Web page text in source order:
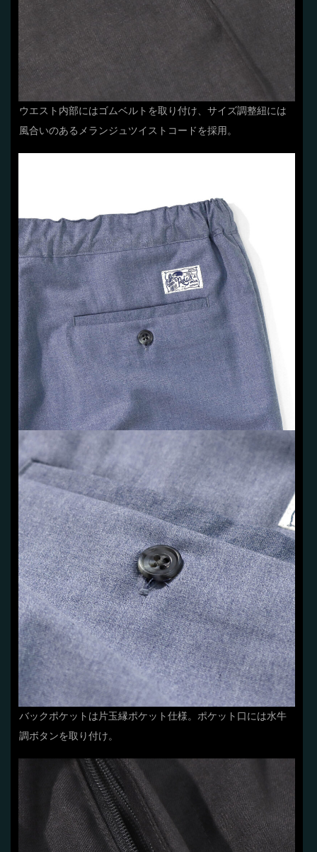
ウエスト内部にはゴムベルトを取り付け、サイズ調整紐には
風合いのあるメランジュツイストコードを採用。
バックポケットは片玉縁ポケット仕様。ポケット口には水牛
調ボタンを取り付け。